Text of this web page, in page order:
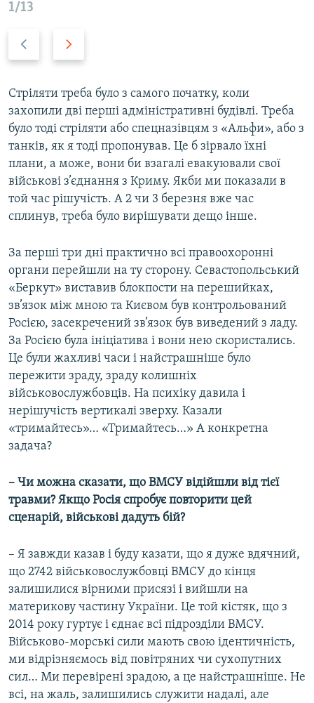
1/13
v
i
o
u
s
s
l
i
e
t
s
l
i
d
e
Стріляти треба було з самого початку, коли
захопили дві перші адміністративні будівлі. Треба
було тоді стріляти або спецназівцям з «Альфи», або з
танків, як я тоді пропонував. Це б зірвало їхні
плани, а може, вони би взагалі евакуювали свої
військові з’єднання з Криму. Якби ми показали в
той час рішучість. А 2 чи 3 березня вже час
сплинув, треба було вирішувати дещо інше.
За перші три дні практично всі правоохоронні
органи перейшли на ту сторону. Севастопольський
«Беркут» виставив блокпости на перешийках,
зв’язок між мною та Києвом був контрольований
Росією, засекречений зв’язок був виведений з ладу.
За Росією була ініціатива і вони нею скористались.
Це були жахливі часи і найстрашніше було
пережити зраду, зраду колишніх
військовослужбовців. На психіку давила і
нерішучість вертикалі зверху. Казали
«тримайтесь»… «Тримайтесь…» А конкретна
задача?
– Чи можна сказати, що ВМСУ відійшли від тієї
травми? Якщо Росія спробує повторити цей
сценарій, військові дадуть бій?
– Я завжди казав і буду казати, що я дуже вдячний,
що 2742 військовослужбовці ВМСУ до кінця
залишилися вірними присязі і вийшли на
материкову частину України. Це той кістяк, що з
2014 року гуртує і єднає всі підрозділи ВМСУ.
Військово-морські сили мають свою ідентичність,
ми відрізняємось від повітряних чи сухопутних
сил… Ми перевірені зрадою, а це найстрашніше. Не
всі, на жаль, залишились служити надалі, але